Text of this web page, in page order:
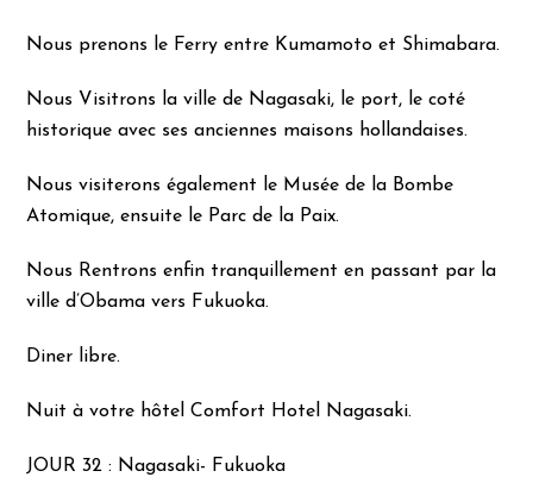
Nous prenons le Ferry entre Kumamoto et Shimabara.
Nous Visitrons la ville de Nagasaki, le port, le coté
historique avec ses anciennes maisons hollandaises.
Nous visiterons également le Musée de la Bombe
Atomique, ensuite le Parc de la Paix.
Nous Rentrons enfin tranquillement en passant par la
ville d’Obama vers Fukuoka.
Diner libre.
Nuit à votre hôtel Comfort Hotel Nagasaki.
JOUR 32 : Nagasaki- Fukuoka